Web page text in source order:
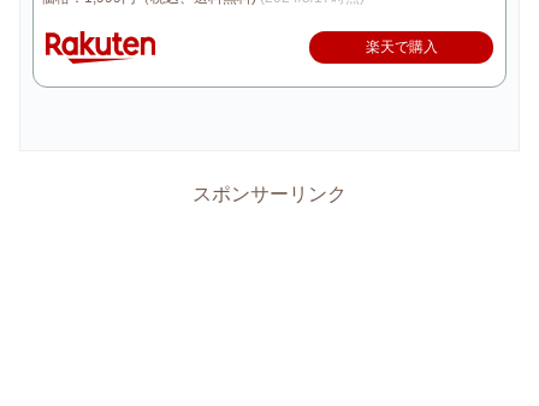
楽天で購入
スポンサーリンク